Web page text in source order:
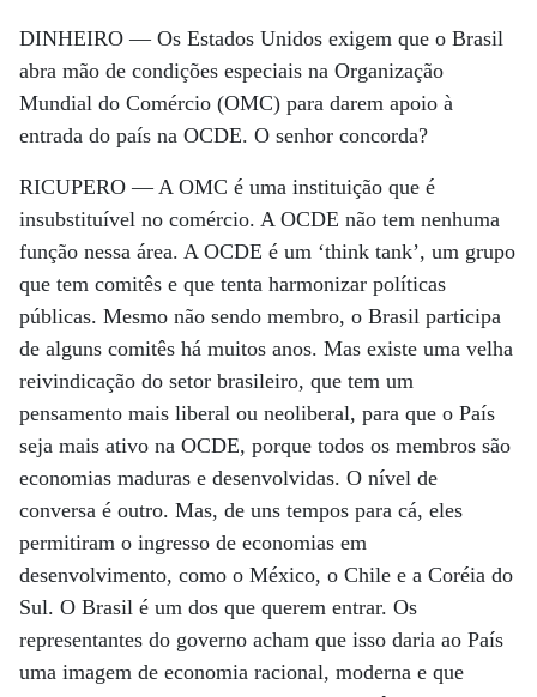
DINHEIRO —Os Estados Unidos exigem que o Brasil
abra mão de condições especiais na Organização
Mundial do Comércio (OMC) para darem apoio à
entrada do país na OCDE. O senhor concorda?
RICUPERO —A OMC é uma instituição que é
insubstituível no comércio. A OCDE não tem nenhuma
função nessa área. A OCDE é um ‘think tank’, um grupo
que tem comitês e que tenta harmonizar políticas
públicas. Mesmo não sendo membro, o Brasil participa
de alguns comitês há muitos anos. Mas existe uma velha
reivindicação do setor brasileiro, que tem um
pensamento mais liberal ou neoliberal, para que o País
seja mais ativo na OCDE, porque todos os membros são
economias maduras e desenvolvidas. O nível de
conversa é outro. Mas, de uns tempos para cá, eles
permitiram o ingresso de economias em
desenvolvimento, como o México, o Chile e a Coréia do
Sul. O Brasil é um dos que querem entrar. Os
representantes do governo acham que isso daria ao País
uma imagem de economia racional, moderna e que